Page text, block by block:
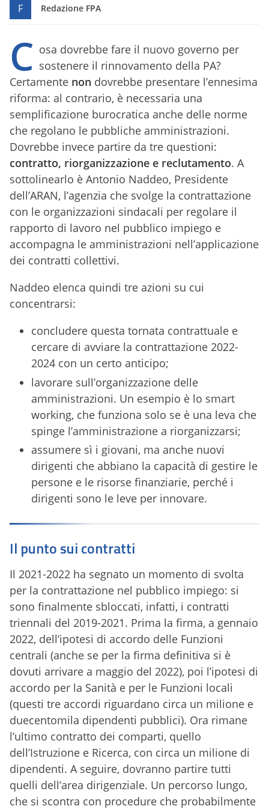
F Redazione FPA
C osa dovrebbe fare il nuovo governo per
sostenere il rinnovamento della PA?
Certamente non dovrebbe presentare l’ennesima
riforma: al contrario, è necessaria una
semplificazione burocratica anche delle norme
che regolano le pubbliche amministrazioni.
Dovrebbe invece partire da tre questioni:
contratto, riorganizzazione e reclutamento. A
sottolinearlo è Antonio Naddeo, Presidente
dell’ARAN, l’agenzia che svolge la contrattazione
con le organizzazioni sindacali per regolare il
rapporto di lavoro nel pubblico impiego e
accompagna le amministrazioni nell’applicazione
dei contratti collettivi.
Naddeo elenca quindi tre azioni su cui
concentrarsi:
concludere questa tornata contrattuale e
cercare di avviare la contrattazione 2022-
2024 con un certo anticipo;
lavorare sull’organizzazione delle
amministrazioni. Un esempio è lo smart
working, che funziona solo se è una leva che
spinge l’amministrazione a riorganizzarsi;
assumere sì i giovani, ma anche nuovi
dirigenti che abbiano la capacità di gestire le
persone e le risorse finanziarie, perché i
dirigenti sono le leve per innovare.
Il punto sui contratti
Il 2021-2022 ha segnato un momento di svolta
per la contrattazione nel pubblico impiego: si
sono finalmente sbloccati, infatti, i contratti
triennali del 2019-2021. Prima la firma, a gennaio
2022, dell’ipotesi di accordo delle Funzioni
centrali (anche se per la firma definitiva si è
dovuti arrivare a maggio del 2022), poi l’ipotesi di
accordo per la Sanità e per le Funzioni locali
(questi tre accordi riguardano circa un milione e
duecentomila dipendenti pubblici). Ora rimane
l’ultimo contratto dei comparti, quello
dell’Istruzione e Ricerca, con circa un milione di
dipendenti. A seguire, dovranno partire tutti
quelli dell’area dirigenziale. Un percorso lungo,
che si scontra con procedure che probabilmente